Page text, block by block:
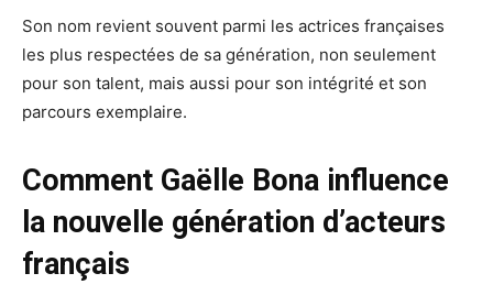
Son nom revient souvent parmi les actrices françaises
les plus respectées de sa génération, non seulement
pour son talent, mais aussi pour son intégrité et son
parcours exemplaire.
Comment Gaëlle Bona influence
la nouvelle génération d’acteurs
français